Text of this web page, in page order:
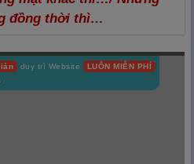
đồng thời thì…
duy trì Website
LUÔN MIỄN PHÍ